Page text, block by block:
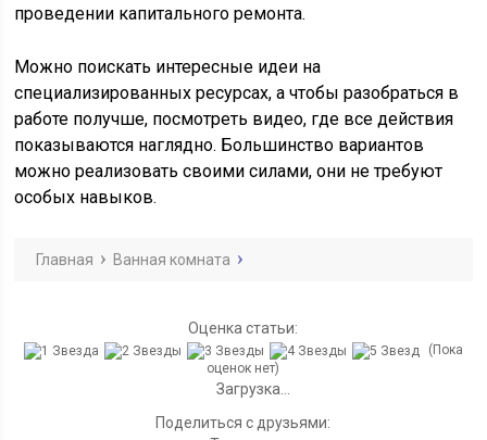
проведении капитального ремонта.
Можно поискать интересные идеи на
специализированных ресурсах, а чтобы разобраться в
работе получше, посмотреть видео, где все действия
показываются наглядно. Большинство вариантов
можно реализовать своими силами, они не требуют
особых навыков.
Главная Ванная комната
Оценка статьи:
(Пока
оценок нет)
Загрузка...
Поделиться с друзьями: